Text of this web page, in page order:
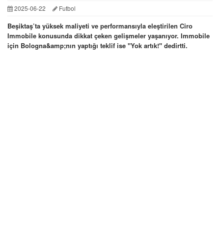
2025-06-22 Futbol
Beşiktaş’ta yüksek maliyeti ve performansıyla eleştirilen Ciro
Immobile konusunda dikkat çeken gelişmeler yaşanıyor. Immobile
için Bologna&amp;nın yaptığı teklif ise ''Yok artık!'' dedirtti.